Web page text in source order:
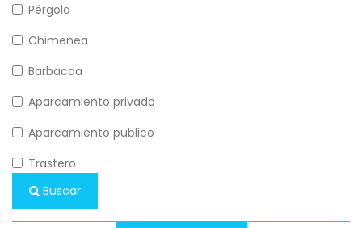
Pérgola
Chimenea
Barbacoa
Aparcamiento privado
Aparcamiento publico
Trastero
Buscar